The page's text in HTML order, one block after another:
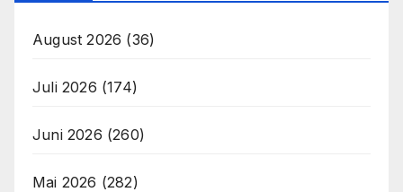
August 2026 (36)
Juli 2026 (174)
Juni 2026 (260)
Mai 2026 (282)